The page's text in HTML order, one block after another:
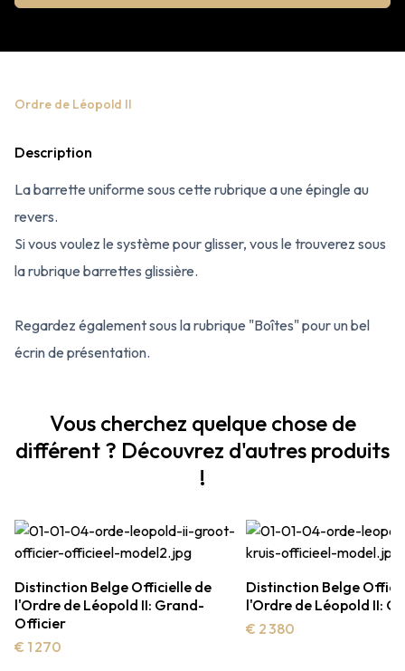
Ordre de Léopold II
Description
La barrette uniforme sous cette rubrique a une épingle au
revers.
Si vous voulez le système pour glisser, vous le trouverez sous
la rubrique barrettes glissière.
Regardez également sous la rubrique "Boîtes" pour un bel
écrin de présentation.
Vous cherchez quelque chose de
différent ? Découvrez d'autres produits
!
Distinction Belge Officielle de
l'Ordre de Léopold II: Grand-
Officier
€ 1 270
Distinction Belge
l'Ordre de Léopold II:
€ 2 380